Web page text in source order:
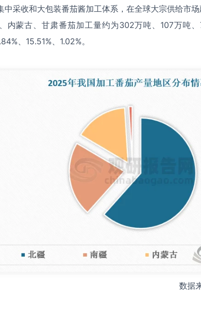
中采收和大包装番茄酱加工体系，在全球大宗供给市
内蒙古、甘肃番茄加工量约为302万吨、107万吨
、15.51%、1.02%。
数据